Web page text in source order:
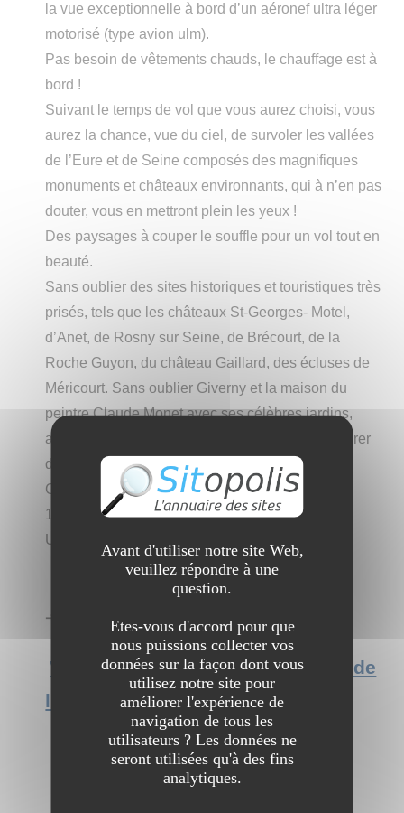
la vue exceptionnelle à bord d’un aéronef ultra léger
motorisé (type avion ulm).
Pas besoin de vêtements chauds, le chauffage est à
bord !
Suivant le temps de vol que vous aurez choisi, vous
aurez la chance, vue du ciel, de survoler les vallées
de l’Eure et de Seine composés des magnifiques
monuments et châteaux environnants, qui à n’en pas
douter, vous en mettront plein les yeux !
Des paysages à couper le souffle pour un vol tout en
beauté.
Sans oublier des sites historiques et touristiques très
prisés, tels que les châteaux St-Georges- Motel,
d’Anet, de Rosny sur Seine, de Brécourt, de la
Roche Guyon, du château Gaillard, des écluses de
Méricourt. Sans oublier Giverny et la maison du
peintre Claude Monet avec ses célèbres jardins,
accompagnés de tant d’autres merveilles à admirer
depuis le ciel !
Cette activité comprend :
1x Vol de X minutes
Un baptême de l'air en Avion type Ulm ( 3 axes )
➔ Catégorie : Sports et Loisirs
Voir l'interview du site Baptêmes de
l'air Normandie
Avant d'utiliser notre site Web,
veuillez répondre à une
question.
Etes-vous d'accord pour que
nous puissions collecter vos
données sur la façon dont vous
utilisez notre site pour
améliorer l'expérience de
navigation de tous les
utilisateurs ? Les données ne
seront utilisées qu'à des fins
analytiques.